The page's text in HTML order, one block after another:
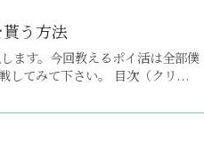
う方法
ます。今回教えるポイ活は全部僕
してみて下さい。 目次（クリ...